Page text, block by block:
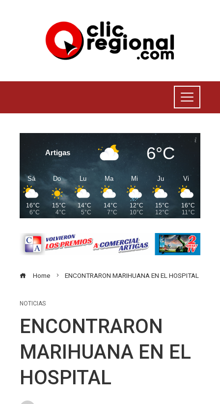
Artigas 6°C
Sá
16°C
6°C
Do
15°C
4°C
Lu
14°C
5°C
Ma
14°C
7°C
Mi
12°C
10°C
Ju
15°C
12°C
Vi
16°C
11°C
Home ENCONTRARON MARIHUANA EN EL HOSPITAL
NOTICIAS
ENCONTRARON
MARIHUANA EN EL
HOSPITAL